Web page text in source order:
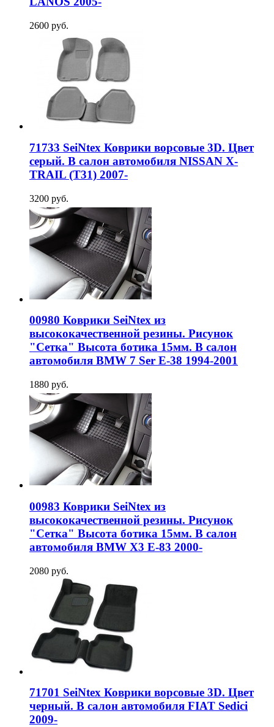
2600 руб.
71733 SeiNtex Коврики ворсовые 3D. Цвет
серый. В салон автомобиля NISSAN Х-
TRAIL (T31) 2007-
3200 руб.
00980 Коврики SeiNtex из
высококачественной резины. Рисунок
"Сетка" Высота ботика 15мм. В салон
автомобиля BMW 7 Ser E-38 1994-2001
1880 руб.
00983 Коврики SeiNtex из
высококачественной резины. Рисунок
"Сетка" Высота ботика 15мм. В салон
автомобиля BMW X3 E-83 2000-
2080 руб.
71701 SeiNtex Коврики ворсовые 3D. Цвет
черный. В салон автомобиля FIAT Sedici
2009-